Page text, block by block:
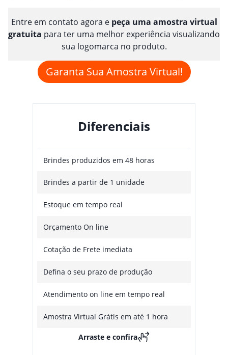
Entre em contato agora e peça uma amostra virtual
gratuita para ter uma melhor experiência visualizando
sua logomarca no produto.
Garanta Sua Amostra Virtual!
Diferenciais
Brindes produzidos em 48 horas
Brindes a partir de 1 unidade
Estoque em tempo real
Orçamento On line
Cotação de Frete imediata
Defina o seu prazo de produção
Atendimento on line em tempo real
Amostra Virtual Grátis em até 1 hora
Arraste e confira